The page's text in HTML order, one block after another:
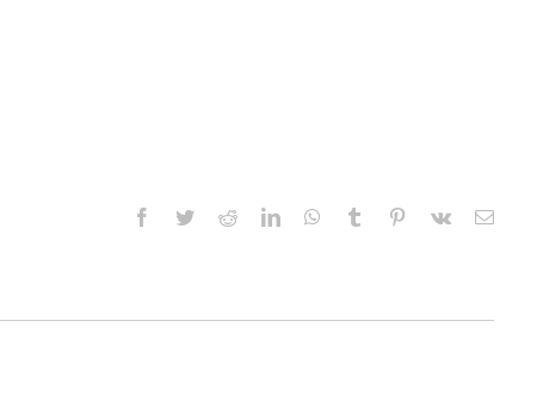
Facebook
TwitterRedditLinkedInWhatsApp
Tumblr Pinterest
Vk
Correo